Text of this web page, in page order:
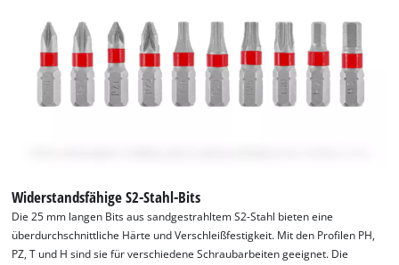
Widerstandsfähige S2-Stahl-Bits
Die 25 mm langen Bits aus sandgestrahltem S2-Stahl bieten eine
überdurchschnittliche Härte und Verschleißfestigkeit. Mit den Profilen PH,
PZ, T und H sind sie für verschiedene Schraubarbeiten geeignet. Die